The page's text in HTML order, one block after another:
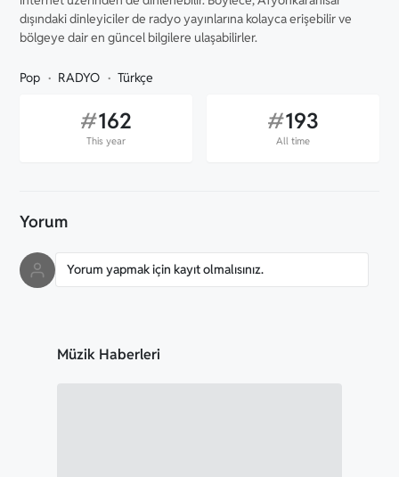
dışındaki dinleyiciler de radyo yayınlarına kolayca erişebilir ve
bölgeye dair en güncel bilgilere ulaşabilirler.
Pop RADYO Türkçe
#162
This year
#193
All time
Yorum
Yorum yapmak için kayıt olmalısınız.
Müzik Haberleri